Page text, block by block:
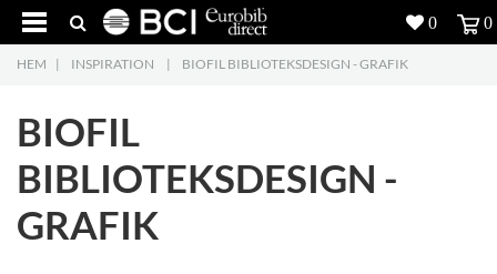
4
Produkter
Projekt
Inspiration
Nedladdning
HEM | INSPIRATION | BIOFIL BIBLIOTEKSDESIGN - GRAFIK
BIOFIL
BIBLIOTEKSDESIGN -
GRAFIK
0 0